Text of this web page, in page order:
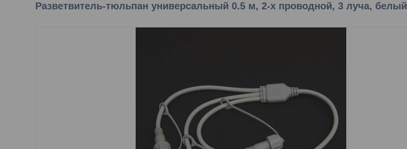
Разветвитель-тюльпан универсальный 0.5 м, 2-х проводной, 3 луча, белый